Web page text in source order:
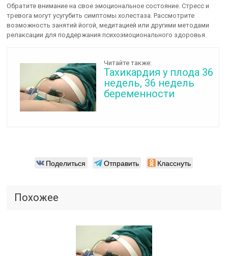
Обратите внимание на свое эмоциональное состояние. Стресс и
тревога могут усугубить симптомы холестаза. Рассмотрите
возможность занятий йогой, медитацией или другими методами
релаксации для поддержания психоэмоционального здоровья.
Читайте также:
Тахикардия у плода 36
недель, 36 недель
беременности
Поделиться Отправить Класснуть
Похожее